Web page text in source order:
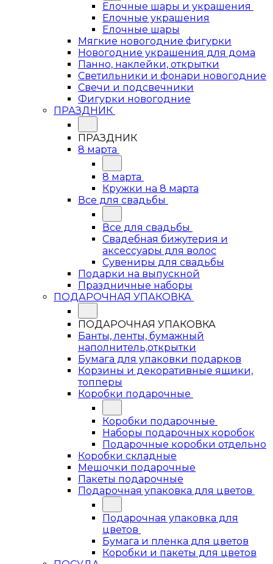
Елочные шары и украшения
Елочные украшения
Елочные шары
Мягкие новогодние фигурки
Новогодние украшения для дома
Панно, наклейки, открытки
Светильники и фонари новогодние
Свечи и подсвечники
Фигурки новогодние
ПРАЗДНИК
ПРАЗДНИК
8 марта
8 марта
Кружки на 8 марта
Все для свадьбы
Все для свадьбы
Свадебная бижутерия и
аксессуары для волос
Сувениры для свадьбы
Подарки на выпускной
Праздничные наборы
ПОДАРОЧНАЯ УПАКОВКА
ПОДАРОЧНАЯ УПАКОВКА
Банты, ленты, бумажный
наполнитель,открытки
Бумага для упаковки подарков
Корзины и декоративные ящики,
топперы
Коробки подарочные
Коробки подарочные
Наборы подарочных коробок
Подарочные коробки отдельно
Коробки складные
Мешочки подарочные
Пакеты подарочные
Подарочная упаковка для цветов
Подарочная упаковка для
цветов
Бумага и пленка для цветов
Коробки и пакеты для цветов